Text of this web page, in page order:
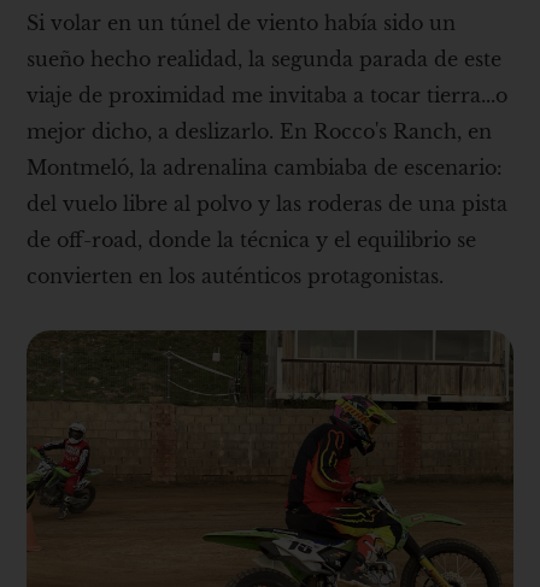
Si volar en un túnel de viento había sido un
sueño hecho realidad, la segunda parada de este
viaje de proximidad me invitaba a tocar tierra...o
mejor dicho, a deslizarlo. En Rocco's Ranch, en
Montmeló, la adrenalina cambiaba de escenario:
del vuelo libre al polvo y las roderas de una pista
de off-road, donde la técnica y el equilibrio se
convierten en los auténticos protagonistas.